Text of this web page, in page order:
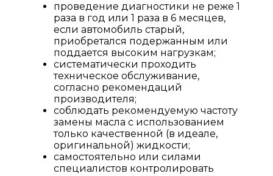
проведение диагностики не реже 1
раза в год или 1 раза в 6 месяцев,
если автомобиль старый,
приобретался подержанным или
поддается высоким нагрузкам;
систематически проходить
техническое обслуживание,
согласно рекомендаций
производителя;
соблюдать рекомендуемую частоту
замены масла с использованием
только качественной (в идеале,
оригинальной) жидкости;
самостоятельно или силами
специалистов контролировать